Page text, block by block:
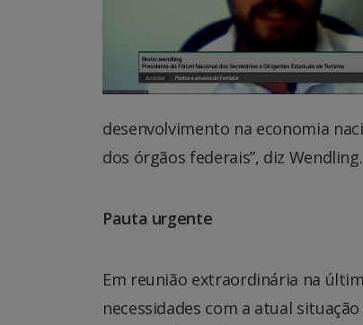
desenvolvimento na economia
dos órgãos federais”, diz Wendling.
Pauta urgente
Em reunião extraordinária na
necessidades com a atual